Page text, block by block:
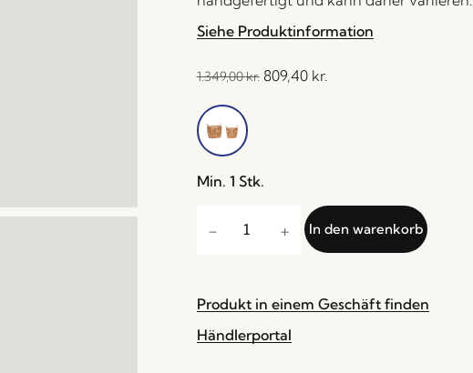
Siehe Produktinformation
1.349,00kr. 809,40 kr.
Min. 1 Stk.
In den warenkorb
Produkt in einem Geschäft finden
Händlerportal